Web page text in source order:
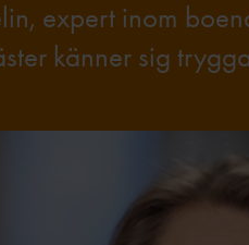
expert inom
känner sig